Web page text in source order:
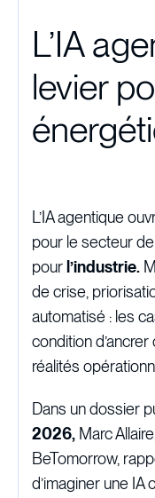
L’IA
levier
L’IA agentique
pour le secteur de
pour l’industrie.
de crise,
automatisé : les
condition
réalités
Dans un dossier
2026, Marc
BeTomorrow,
d’imaginer une